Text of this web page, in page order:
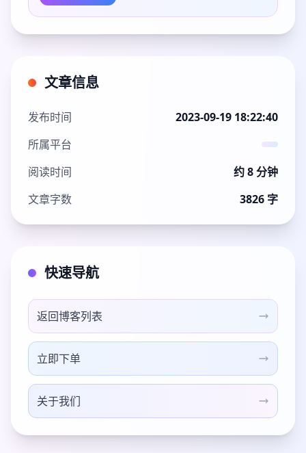
文章信息
发布时间
2023-09-19 18:22:40
所属平台
阅读时间
约 8 分钟
文章字数
3826 字
快速导航
返回博客列表
立即下单
关于我们